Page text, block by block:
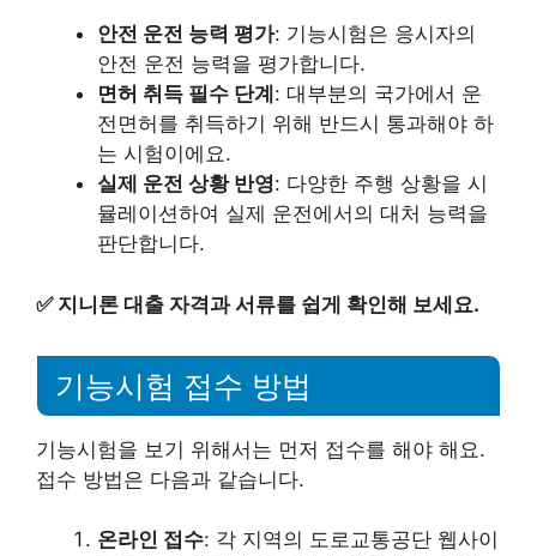
안전 운전 능력 평가: 기능시험은 응시자의
안전 운전 능력을 평가합니다.
면허 취득 필수 단계 : 대부분의 국가에서 운
전면허를 취득하기 위해 반드시 통과해야 하
는 시험이에요.
실제 운전 상황 반영: 다양한 주행 상황을 시
뮬레이션하여 실제 운전에서의 대처 능력을
판단합니다.
✅ 지니론 대출 자격과 서류를 쉽게 확인해 보세요.
기능시험 접수 방법
기능시험을 보기 위해서는 먼저 접수를 해야 해요.
접수 방법은 다음과 같습니다.
온라인 접수: 각 지역의 도로교통공단 웹사이